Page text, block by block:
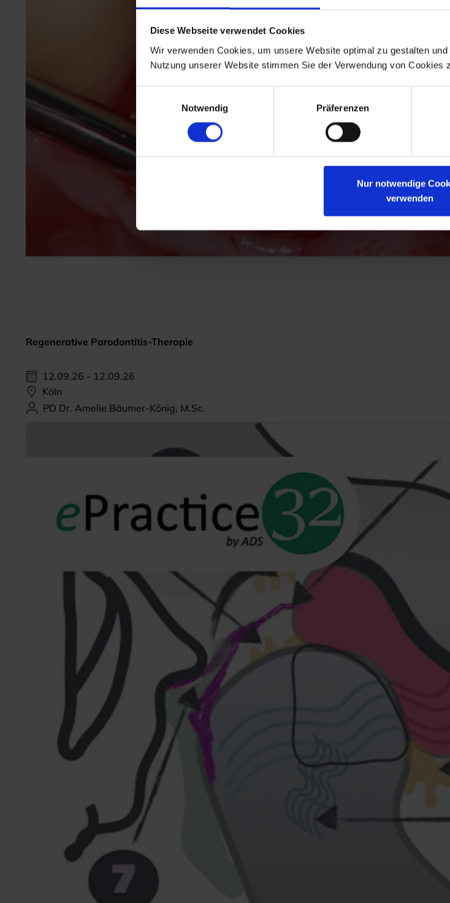
Diese Webseite verwendet Cookies
Wir verwenden Cookies, um unsere Website optimal zu gestalten
Nutzung unserer Website stimmen Sie der Verwendung von Cookies
Notwendig
Präferenzen
Nur notwendige
verwenden
Regenerative Parodontitis-Therapie
12.09.26 - 12.09.26
Köln
PD Dr. Amelie Bäumer-König, M.Sc.